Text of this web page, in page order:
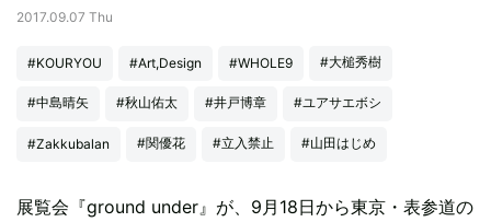
2017.09.07 Thu
#KOURYOU #Art,Design #WHOLE9 #大槌秀樹
#中島晴矢 #秋山佑太 #井戸博章 #ユアサエボシ
#Zakkubalan #関優花 #立入禁止 #山田はじめ
展覧会『ground under』が、9月18日から東京・表参道の